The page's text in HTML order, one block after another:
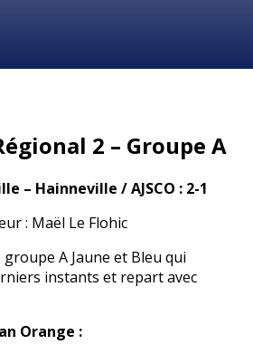
2 – Groupe A
– Hainneville / AJSCO : 2-1
: Maël Le Flohic
A Jaune et Bleu qui
instants et repart avec
Orange :